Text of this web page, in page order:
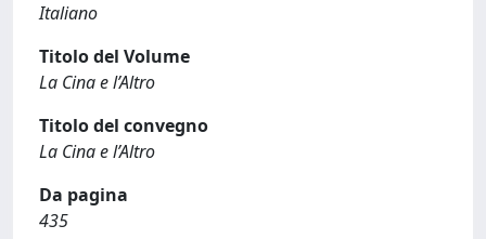
Italiano
Titolo del Volume
La Cina e l’Altro
Titolo del convegno
La Cina e l’Altro
Da pagina
435